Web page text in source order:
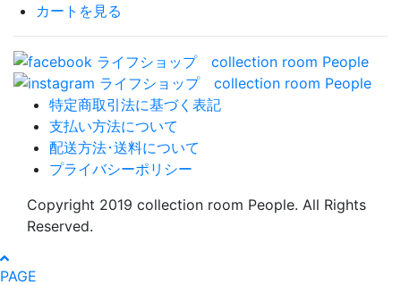
カートを見る
特定商取引法に基づく表記
支払い方法について
配送方法･送料について
プライバシーポリシー
Copyright 2019 collection room People. All Rights
Reserved.
PAGE